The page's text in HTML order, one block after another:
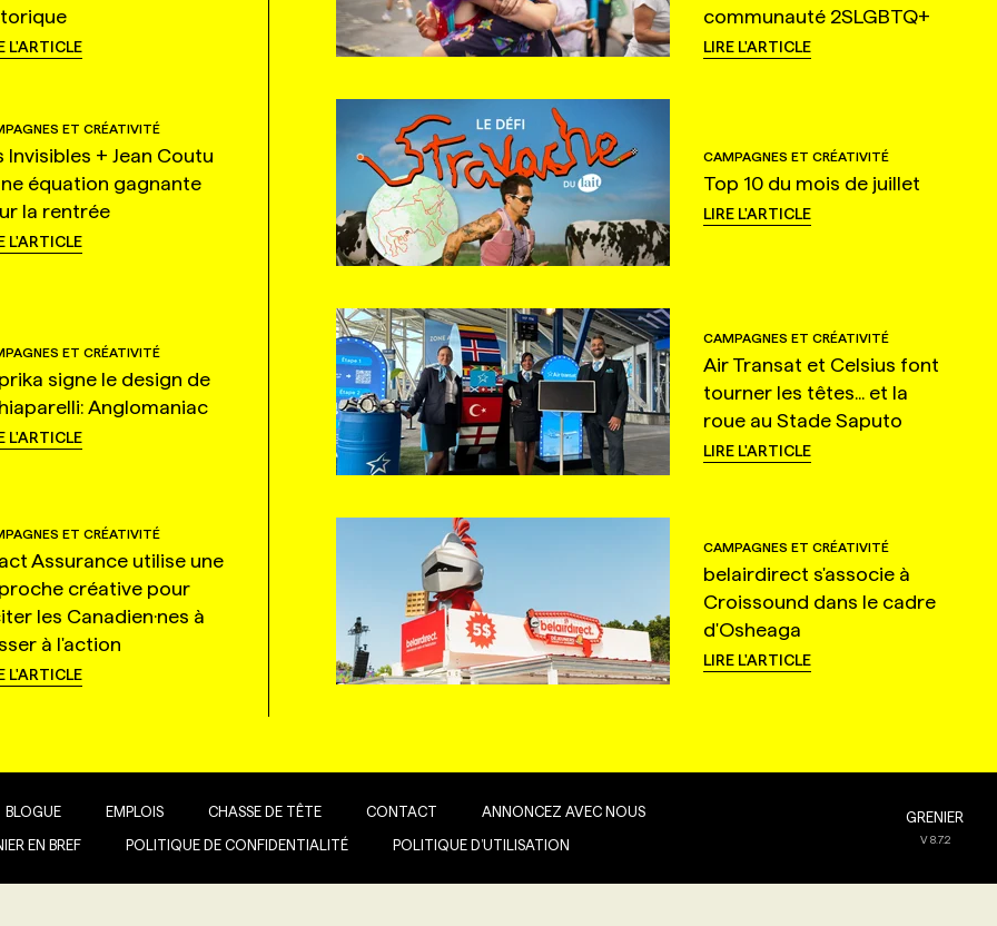
L'ARTICLE
communauté 2SLGBTQ+
LIRE L'ARTICLE
ET CRÉATIVITÉ
Invisibles + Jean Coutu
équation gagnante
la rentrée
L'ARTICLE
CAMPAGNES ET CRÉATIVITÉ
Top 10 du mois de juillet
LIRE L'ARTICLE
ET CRÉATIVITÉ
signe le design de
Anglomaniac
L'ARTICLE
CAMPAGNES ET CRÉATIVITÉ
Air Transat et Celsius font
tourner les têtes... et la
roue au Stade Saputo
LIRE L'ARTICLE
ET CRÉATIVITÉ
Assurance utilise une
créative pour
les Canadien·nes à
à l'action
L'ARTICLE
CAMPAGNES ET CRÉATIVITÉ
belairdirect s'associe à
Croissound dans le cadre
d'Osheaga
LIRE L'ARTICLE
BLOGUE EMPLOIS CHASSE DE TÊTE CONTACT ANNONCEZ AVEC NOUS
EN BREF POLITIQUE DE CONFIDENTIALITÉ POLITIQUE D’UTILISATION
GRENIER
V8.7.2